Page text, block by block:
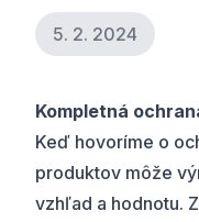
5. 2. 2024
Kompletná
Keď hovoríme o
produktov môže
vzhľad a hodnotu.